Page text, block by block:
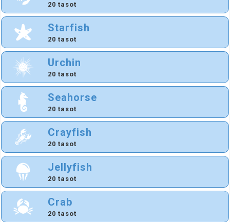
20 tasot
Starfish
20 tasot
Urchin
20 tasot
Seahorse
20 tasot
Crayfish
20 tasot
Jellyfish
20 tasot
Crab
20 tasot